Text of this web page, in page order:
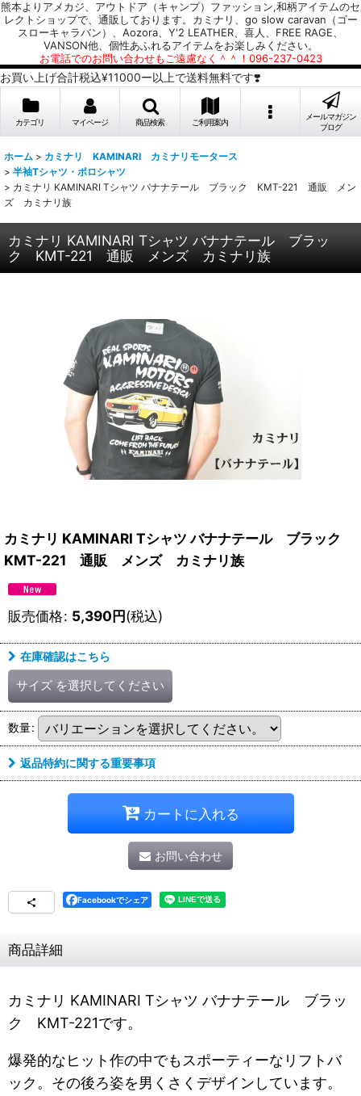
熊本よりアメカジ、アウトドア（キャンプ）ファッション,和柄アイテムのセ
レクトショップで、通販しております。カミナリ、go slow caravan（ゴー
スローキャラバン）、Aozora、Y'2 LEATHER、喜人、FREE RAGE、
VANSON他、個性あふれるアイテムをお楽しみください。
お電話でのお問い合わせもご遠慮なく＾＾！096-237-0423
お買い上げ合計税込¥11000ー以上で送料無料です❣️
カテゴリ マイページ 商品検索 ご利用案内
メールマガジン
ブログ
ホーム > カミナリ KAMINARI カミナリモータース
> 半袖Tシャツ・ポロシャツ
> カミナリ KAMINARI Tシャツ バナナテール ブラック KMT-221 通販 メン
ズ カミナリ族
カミナリ KAMINARI Tシャツ バナナテール ブラッ
ク KMT-221 通販 メンズ カミナリ族
カミナリ KAMINARI Tシャツ バナナテール ブラック
KMT-221 通販 メンズ カミナリ族
販売価格: 5,390円(税込)
在庫確認はこちら
サイズ を選択してください
数量:
返品特約に関する重要事項
カートに入れる
お問い合わせ
Facebookでシェア
商品詳細
カミナリ KAMINARI Tシャツ バナナテール ブラッ
ク KMT-221です。
爆発的なヒット作の中でもスポーティーなリフトバ
ック。その後ろ姿を男くさくデザインしています。